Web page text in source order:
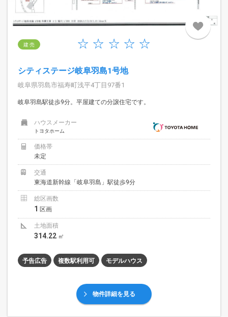
建 売
シティステージ岐阜羽島1号地
岐阜県羽島市福寿町浅平4丁目97番1
岐阜羽島駅徒歩9分。平屋建ての分譲住宅です。
ハウスメーカー
トヨタホーム
価格帯
未定
交通
東海道新幹線「岐阜羽島」駅徒歩9分
総区画数
1 区画
土地面積
314.22 ㎡
予告広告 複数駅利用可 モデルハウス
物件詳細を見る